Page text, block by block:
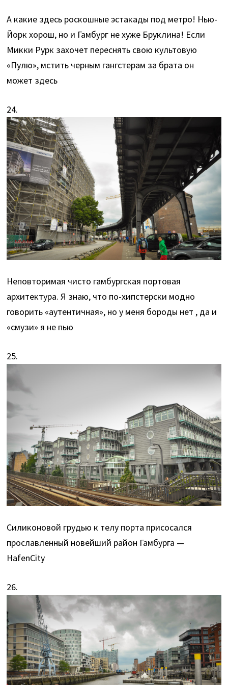
А какие здесь роскошные эстакады под метро! Нью-
Йорк хорош, но и Гамбург не хуже Бруклина! Если
Микки Рурк захочет переснять свою культовую
«Пулю», мстить черным гангстерам за брата он
может здесь
24.
Неповторимая чисто гамбургская портовая
архитектура. Я знаю, что по-хипстерски модно
говорить «аутентичная», но у меня бороды нет , да и
«смузи» я не пью
25.
Силиконовой грудью к телу порта присосался
прославленный новейший район Гамбурга —
HafenCity
26.